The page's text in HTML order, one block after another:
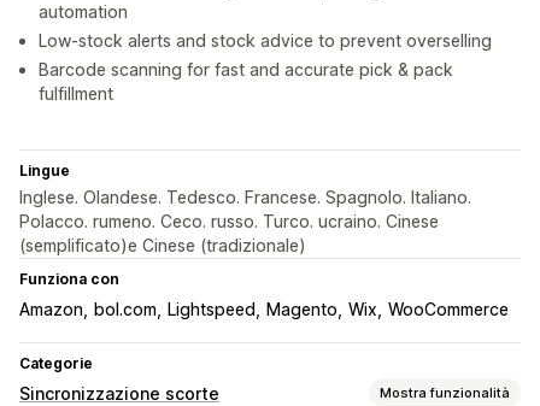
automation
Low-stock alerts and stock advice to prevent overselling
Barcode scanning for fast and accurate pick & pack
fulfillment
Lingue
Inglese. Olandese. Tedesco. Francese. Spagnolo. Italiano.
Polacco. rumeno. Ceco. russo. Turco. ucraino. Cinese
(semplificato)e Cinese (tradizionale)
Funziona con
Amazon bol.com Lightspeed Magento Wix WooCommerce
Categorie
Sincronizzazione scorte Mostra funzionalità